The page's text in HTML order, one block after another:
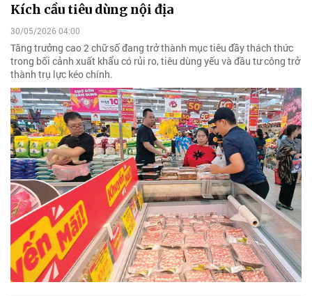
Kích cầu tiêu dùng nội địa
30/05/2026 04:00
Tăng trưởng cao 2 chữ số đang trở thành mục tiêu đầy thách thức
trong bối cảnh xuất khẩu có rủi ro, tiêu dùng yếu và đầu tư công trở
thành trụ lực kéo chính.